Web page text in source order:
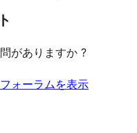
がありますか ?
ォーラムを表示